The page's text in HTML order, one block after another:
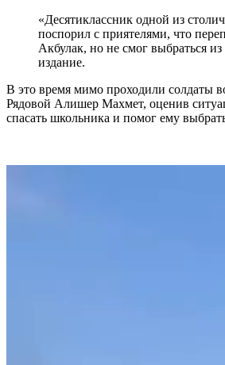
«Десятиклассник одной из
поспорил с приятелями, что
Акбулак, но не смог выбраться
издание.
В это время мимо проходили солдаты
Рядовой Алишер Махмет, оценив
спасать школьника и помог ему